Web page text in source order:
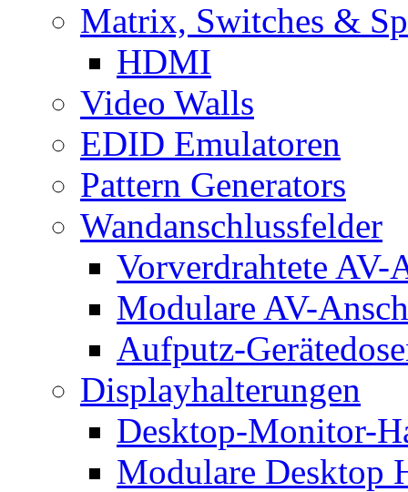
Matrix, Switches &
HDMI
Video Walls
EDID Emulatoren
Pattern Generators
Wandanschlussfelder
Vorverdrahtete AV-
Modulare AV-
Aufputz-
Displayhalterungen
Desktop-Monitor-
Modulare Desktop